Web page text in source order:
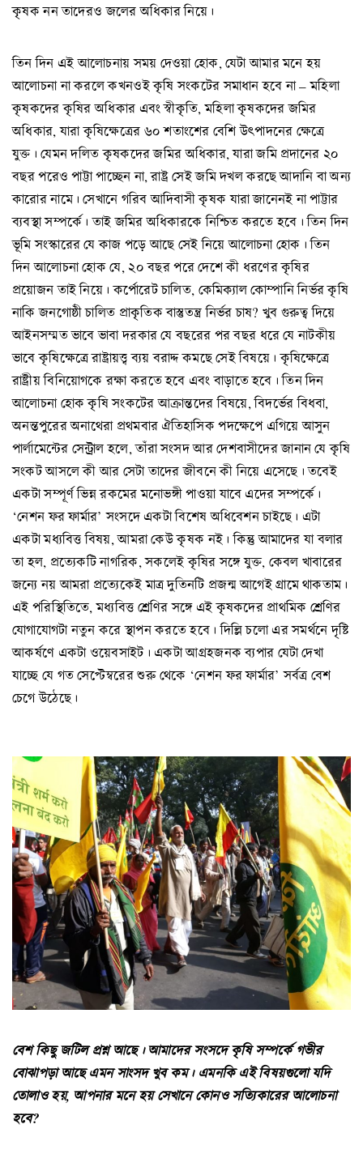
কৃষক নন তাদেরও জলের অধিকার নিয়ে।
তিন দিন এই আলোচনায় সময় দেওয়া হোক, যেটা আমার মনে হয়
আলোচনা না করলে কখনওই কৃষি সংকটের সমাধান হবে না – মহিলা
কৃষকদের কৃষির অধিকার এবং স্বীকৃতি, মহিলা কৃষকদের জমির
অধিকার, যারা কৃষিক্ষেত্রের ৬০ শতাংশের বেশি উৎপাদনের ক্ষেত্রে
যুক্ত। যেমন দলিত কৃষকদের জমির অধিকার, যারা জমি প্রদানের ২০
বছর পরেও পাট্টা পাচ্ছেন না, রাষ্ট্র সেই জমি দখল করছে আদানি বা অন্য
কারোর নামে। সেখানে গরিব আদিবাসী কৃষক যারা জানেনই না পাট্টার
ব্যবস্থা সম্পর্কে। তাই জমির অধিকারকে নিশ্চিত করতে হবে। তিন দিন
ভূমি সংস্কারের যে কাজ পড়ে আছে সেই নিয়ে আলোচনা হোক। তিন
দিন আলোচনা হোক যে, ২০ বছর পরে দেশে কী ধরণের কৃষির
প্রয়োজন তাই নিয়ে। কর্পোরেট চালিত, কেমিক্যাল কোম্পানি নির্ভর কৃষি
নাকি জনগোষ্ঠী চালিত প্রাকৃতিক বাস্তুতন্ত্র নির্ভর চাষ? খুব গুরুত্ব দিয়ে
আইনসম্মত ভাবে ভাবা দরকার যে বছরের পর বছর ধরে যে নাটকীয়
ভাবে কৃষিক্ষেত্রে রাষ্ট্রায়ত্ত্ব ব্যয় বরাদ্দ কমছে সেই বিষয়ে। কৃষিক্ষেত্রে
রাষ্ট্রীয় বিনিয়োগকে রক্ষা করতে হবে এবং বাড়াতে হবে। তিন দিন
আলোচনা হোক কৃষি সংকটের আক্রান্তদের বিষয়ে, বিদর্ভের বিধবা,
অনন্তপুরের অনাথেরা প্রথমবার ঐতিহাসিক পদক্ষেপে এগিয়ে আসুন
পার্লামেন্টের সেন্ট্রাল হলে, তাঁরা সংসদ আর দেশবাসীদের জানান যে কৃষি
সংকট আসলে কী আর সেটা তাদের জীবনে কী নিয়ে এসেছে। তবেই
একটা সম্পূর্ণ ভিন্ন রকমের মনোভঙ্গী পাওয়া যাবে এদের সম্পর্কে।
‘নেশন ফর ফার্মার’ সংসদে একটা বিশেষ অধিবেশন চাইছে। এটা
একটা মধ্যবিত্ত বিষয়, আমরা কেউ কৃষক নই। কিন্তু আমাদের যা বলার
তা হল, প্রত্যেকটি নাগরিক, সকলেই কৃষির সঙ্গে যুক্ত, কেবল খাবারের
জন্যে নয় আমরা প্রত্যেকেই মাত্র দুতিনটি প্রজন্ম আগেই গ্রামে থাকতাম।
এই পরিস্থিতিতে, মধ্যবিত্ত শ্রেণির সঙ্গে এই কৃষকদের প্রাথমিক শ্রেণির
যোগাযোগটা নতুন করে স্থাপন করতে হবে। দিল্লি চলো এর সমর্থনে দৃষ্টি
আকর্ষণে একটা ওয়েবসাইট। একটা আগ্রহজনক ব্যপার যেটা দেখা
যাচ্ছে যে গত সেপ্টেম্বরের শুরু থেকে ‘নেশন ফর ফার্মার’ সর্বত্র বেশ
চেগে উঠেছে।
বেশ কিছু জটিল প্রশ্ন আছে। আমাদের সংসদে কৃষি সম্পর্কে গভীর
বোঝাপড়া আছে এমন সাংসদ খুব কম। এমনকি এই বিষয়গুলো যদি
তোলাও হয়, আপনার মনে হয় সেখানে কোনও সত্যিকারের আলোচনা
হবে?